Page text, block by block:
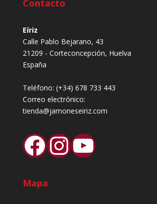
Contacto
Eíriz
Calle Pablo Bejarano, 43
21209 - Corteconcepción, Huelva
España
Teléfono: (+34) 678 733 443
Correo electrónico:
tienda@jamoneseiriz.com
Facebook
Instagram
YouTube
Mapa